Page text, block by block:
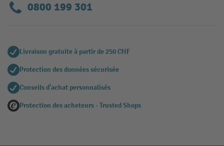
0800 199 301
Livraison gratuite à partir de 250 CHF
Protection des données sécurisée
Conseils d'achat personnalisés
Protection des acheteurs - Trusted Shops